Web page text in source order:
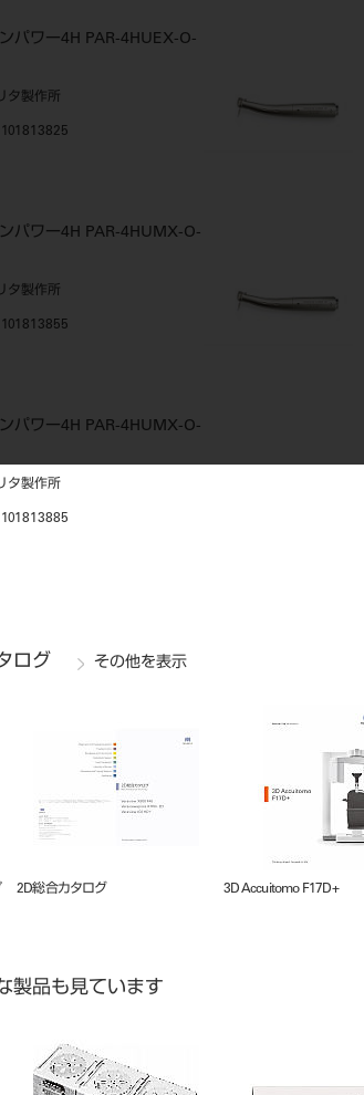
パワー4H PAR-4HUEX-O-
タ製作所
101813825
パワー4H PAR-4HUMX-O-
タ製作所
101813855
パワー4H PAR-4HUMX-O-
タ製作所
101813885
ログ その他を表示
2D総合カタログ 3D Accuitomo F17D+
製品も見ています